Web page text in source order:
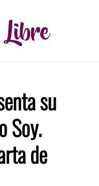
su
Soy.
de